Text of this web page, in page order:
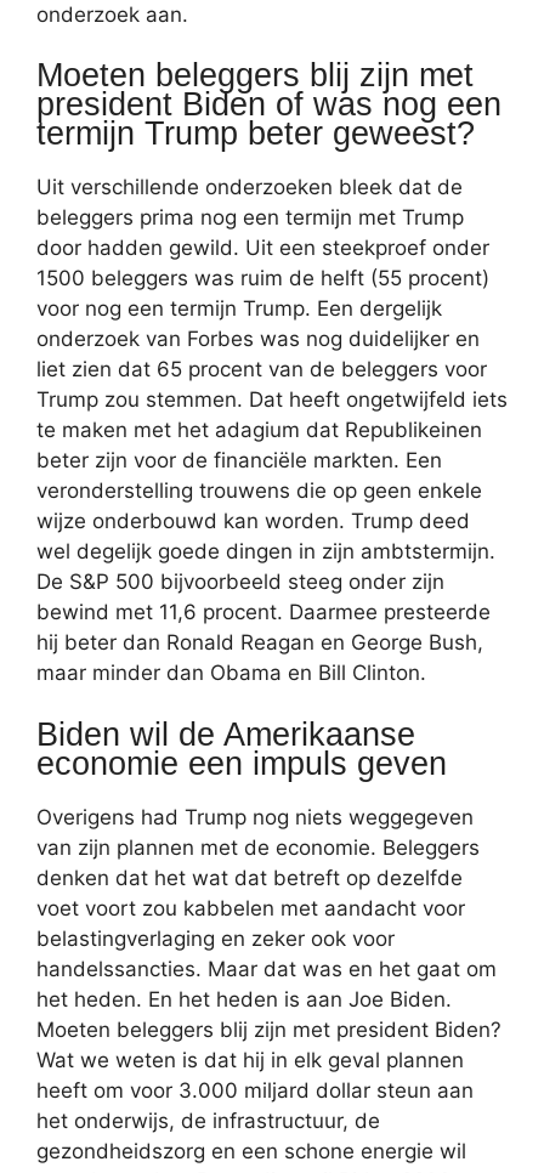
onderzoek aan.
Moeten beleggers blij zijn met
president Biden of was nog een
termijn Trump beter geweest?
Uit verschillende onderzoeken bleek dat de
beleggers prima nog een termijn met Trump
door hadden gewild. Uit een steekproef onder
1500 beleggers was ruim de helft (55 procent)
voor nog een termijn Trump. Een dergelijk
onderzoek van Forbes was nog duidelijker en
liet zien dat 65 procent van de beleggers voor
Trump zou stemmen. Dat heeft ongetwijfeld iets
te maken met het adagium dat Republikeinen
beter zijn voor de financiële markten. Een
veronderstelling trouwens die op geen enkele
wijze onderbouwd kan worden. Trump deed
wel degelijk goede dingen in zijn ambtstermijn.
De S&P 500 bijvoorbeeld steeg onder zijn
bewind met 11,6 procent. Daarmee presteerde
hij beter dan Ronald Reagan en George Bush,
maar minder dan Obama en Bill Clinton.
Biden wil de Amerikaanse
economie een impuls geven
Overigens had Trump nog niets weggegeven
van zijn plannen met de economie. Beleggers
denken dat het wat dat betreft op dezelfde
voet voort zou kabbelen met aandacht voor
belastingverlaging en zeker ook voor
handelssancties. Maar dat was en het gaat om
het heden. En het heden is aan Joe Biden.
Moeten beleggers blij zijn met president Biden?
Wat we weten is dat hij in elk geval plannen
heeft om voor 3.000 miljard dollar steun aan
het onderwijs, de infrastructuur, de
gezondheidszorg en een schone energie wil